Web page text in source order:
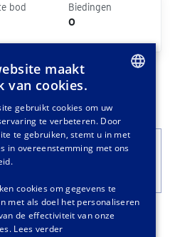
bod Biedingen
0
dit kavel bijna afloopt
GERMAN
FRENCH
maakt
van cookies.
gebruikt cookies om uw
te verbeteren. Door
te gebruiken, stemt u in met
in overeenstemming met ons
cookies om gegevens te
met als doel het personaliseren
de effectiviteit van onze
Lees verder